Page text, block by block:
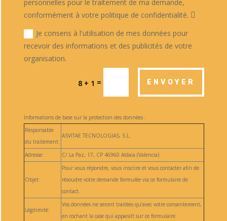
personnelles pour le traitement de ma demande,
conformément à votre politique de confidentialité.
Je consens à l'utilisation de mes données pour
recevoir des informations et des publicités de votre
organisation.
8 + 1 = ENVOYER
Informations de base sur la protection des données :
Responsable
du traitement:
ASVITAE TECNOLOGIAS, S.L.
Adresse: C/ La Paz, 17, CP 46960 Aldaia (Valencia)
Objet:
Pour vous répondre, vous inscrire et vous contacter afin de
résoudre votre demande formulée via ce formulaire de
contact.
Légitimité:
Vos données ne seront traitées qu’avec votre consentement,
en cochant la case qui apparaît sur ce formulaire.